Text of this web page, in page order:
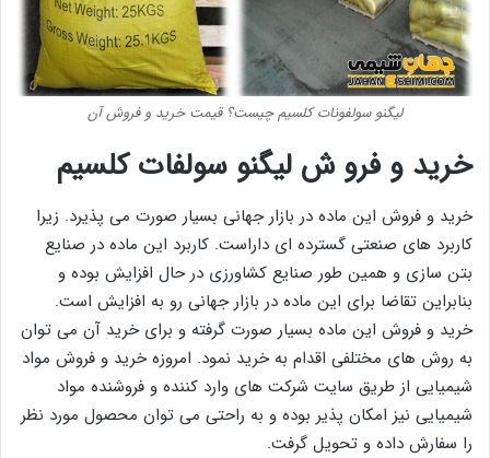
لیگنو سولفونات کلسیم چیست؟ قیمت خرید و فروش آن
خرید و فرو ش لیگنو سولفات کلسیم
خرید و فروش این ماده در بازار جهانی بسیار صورت می پذیرد. زیرا
کاربرد های صنعتی گسترده ای داراست. کاربرد این ماده در صنایع
بتن سازی و همین طور صنایع کشاورزی در حال افزایش بوده و
بنابراین تقاضا برای این ماده در بازار جهانی رو به افزایش است.
خرید و فروش این ماده بسیار صورت گرفته و برای خرید آن می توان
به روش های مختلفی اقدام به خرید نمود. امروزه خرید و فروش مواد
شیمیایی از طریق سایت شرکت های وارد کننده و فروشنده مواد
شیمیایی نیز امکان پذیر بوده و به راحتی می توان محصول مورد نظر
را سفارش داده و تحویل گرفت.